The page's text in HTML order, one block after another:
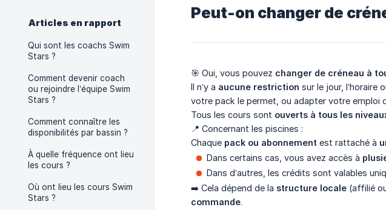
Articles en rapport
Qui sont les coachs Swim
Stars ?
Comment devenir coach
ou rejoindre l’équipe Swim
Stars ?
Comment connaître les
disponibilités par bassin ?
À quelle fréquence ont lieu
les cours ?
Où ont lieu les cours Swim
Stars ?
Peut-on changer de
🎯 Oui, vous pouvez changer de créneau à
Il n’y a aucune restriction sur le jour, l’horaire
votre pack le permet, ou adapter votre emploi
Tous les cours sont ouverts à tous les
📍 Concernant les piscines :
Chaque pack ou abonnement est rattaché à
Dans certains cas, vous avez accès à
Dans d’autres, les crédits sont valables
➡️ Cela dépend de la structure locale (affilié
commande.